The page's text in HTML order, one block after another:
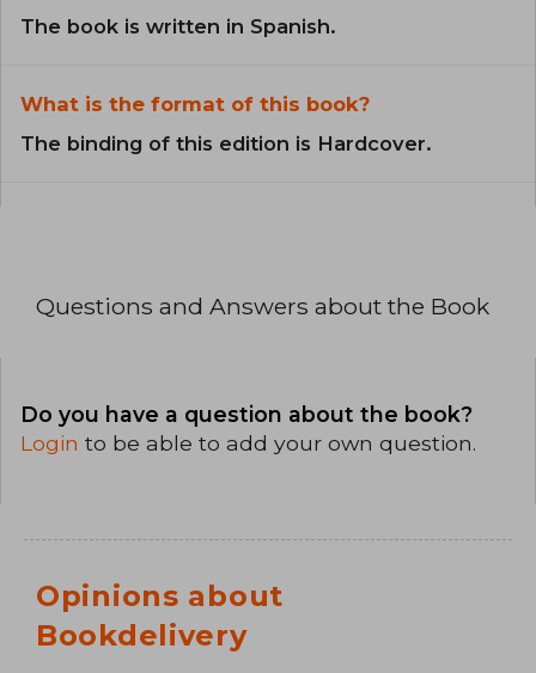
The book is written in Spanish.
What is the format of this book?
The binding of this edition is Hardcover.
Questions and Answers about the Book
Do you have a question about the book?
Login to be able to add your own question.
Opinions about
Bookdelivery